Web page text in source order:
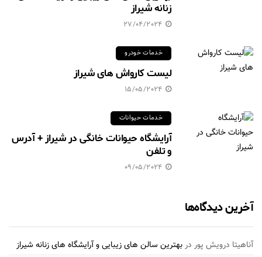
زنانه شیراز
27/04/2024
خدمات خودرو
لیست کارواش های شیراز
15/05/2024
خدمات حیوانات
آرایشگاه حیوانات خانگی در شیراز + آدرس
و تلفن
09/05/2024
آخرین دیدگاه‌ها
آناهیتا درویش پور دربهترین سالن های زیبایی و آرایشگاه های زنانه شیراز